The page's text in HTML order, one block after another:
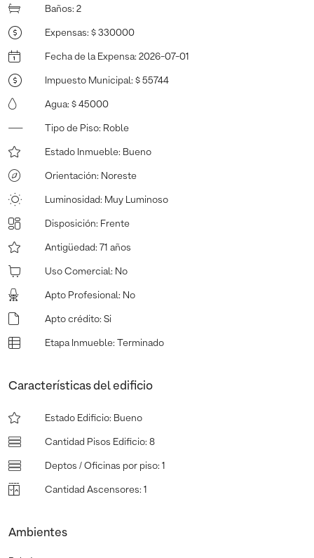
Baños: 2
Expensas: $ 330000
Fecha de la Expensa: 2026-07-01
Impuesto Municipal : $ 55744
Agua: $ 45000
Tipo de Piso: Roble
Estado Inmueble: Bueno
Orientación: Noreste
Luminosidad: Muy Luminoso
Disposición: Frente
Antigüedad: 71 años
Uso Comercial : No
Apto Profesional : No
Apto crédito: Si
Etapa Inmueble: Terminado
Características del edificio
Estado Edificio: Bueno
Cantidad Pisos Edificio: 8
Deptos / Oficinas por piso: 1
Cantidad Ascensores: 1
Ambientes